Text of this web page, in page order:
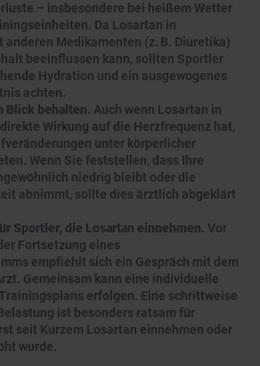
– insbesondere bei heißem Wetter
Da Losartan in
anderen Medikamenten (z. B. Diuretika)
beeinflussen kann, sollten Sportler
Hydration und ein ausgewogenes
achten.
Blick behalten. Auch wenn Losartan in
Wirkung auf die Herzfrequenz hat,
unter körperlicher
Wenn Sie feststellen, dass Ihre
niedrig bleibt oder die
abnimmt, sollte dies ärztlich abgeklärt
Sportler, die Losartan einnehmen. Vor
Fortsetzung eines
empfiehlt sich ein Gespräch mit dem
Gemeinsam kann eine individuelle
erfolgen. Eine schrittweise
ist besonders ratsam für
seit Kurzem Losartan einnehmen oder
wurde.